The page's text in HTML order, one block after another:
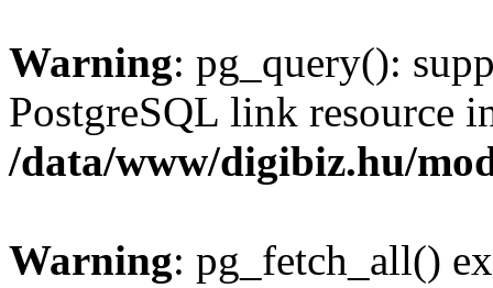
Warning: pg_query():
PostgreSQL link resource
/data/www/digibiz.hu/
Warning: pg_fetch_all()